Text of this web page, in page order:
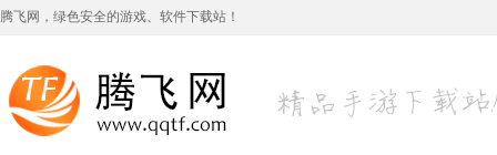
腾飞网，绿色安全的游戏、软件下载站！